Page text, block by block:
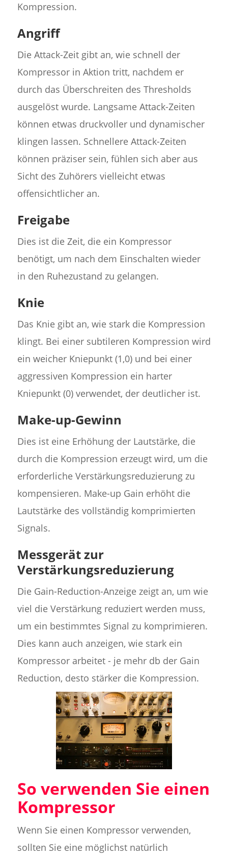
Kompression.
Angriff
Die Attack-Zeit gibt an, wie schnell der
Kompressor in Aktion tritt, nachdem er
durch das Überschreiten des Thresholds
ausgelöst wurde. Langsame Attack-Zeiten
können etwas druckvoller und dynamischer
klingen lassen. Schnellere Attack-Zeiten
können präziser sein, fühlen sich aber aus
Sicht des Zuhörers vielleicht etwas
offensichtlicher an.
Freigabe
Dies ist die Zeit, die ein Kompressor
benötigt, um nach dem Einschalten wieder
in den Ruhezustand zu gelangen.
Knie
Das Knie gibt an, wie stark die Kompression
klingt. Bei einer subtileren Kompression wird
ein weicher Kniepunkt (1,0) und bei einer
aggressiven Kompression ein harter
Kniepunkt (0) verwendet, der deutlicher ist.
Make-up-Gewinn
Dies ist eine Erhöhung der Lautstärke, die
durch die Kompression erzeugt wird, um die
erforderliche Verstärkungsreduzierung zu
kompensieren. Make-up Gain erhöht die
Lautstärke des vollständig komprimierten
Signals.
Messgerät zur
Verstärkungsreduzierung
Die Gain-Reduction-Anzeige zeigt an, um wie
viel die Verstärkung reduziert werden muss,
um ein bestimmtes Signal zu komprimieren.
Dies kann auch anzeigen, wie stark ein
Kompressor arbeitet - je mehr db der Gain
Reduction, desto stärker die Kompression.
So verwenden Sie einen
Kompressor
Wenn Sie einen Kompressor verwenden,
sollten Sie eine möglichst natürlich